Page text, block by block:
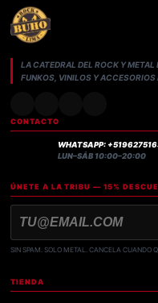
LA CATEDRAL DEL ROCK Y
FUNKOS, VINILOS Y ACCESORIOS
CONTACTO
WHATSAPP:
LUN–SÁB 10:00–20:00
ÚNETE A LA TRIBU — 15%
SIN SPAM. SOLO METAL. CANCELA CUANDO
TIENDA